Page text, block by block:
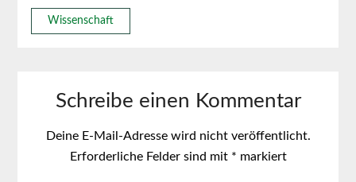
Wissenschaft
Schreibe einen Kommentar
Deine E-Mail-Adresse wird nicht veröffentlicht.
Erforderliche Felder sind mit * markiert